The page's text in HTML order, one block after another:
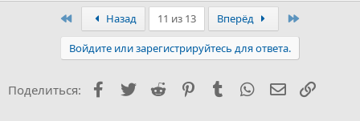
ПервыйНазад 11 из 13 Вперёд
Войдите или зарегистрируйтесь для ответа.
Поделиться: Facebook
Twitter Reddit PinterestTumblr WhatsApp